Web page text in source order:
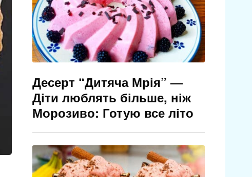
Десерт “Дитяча Мрія” —
Діти люблять більше, ніж
Морозиво: Готую все літо